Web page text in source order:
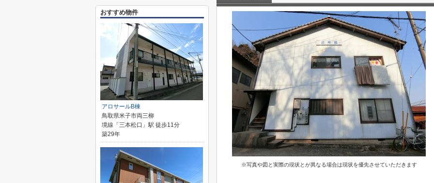
※写真や図と実際の現状とが異なる場合は現状を優先させていただきます
おすすめ物件
アロサールB棟
鳥取県米子市両三柳
境線「三本松口」駅 徒歩11分
築29年